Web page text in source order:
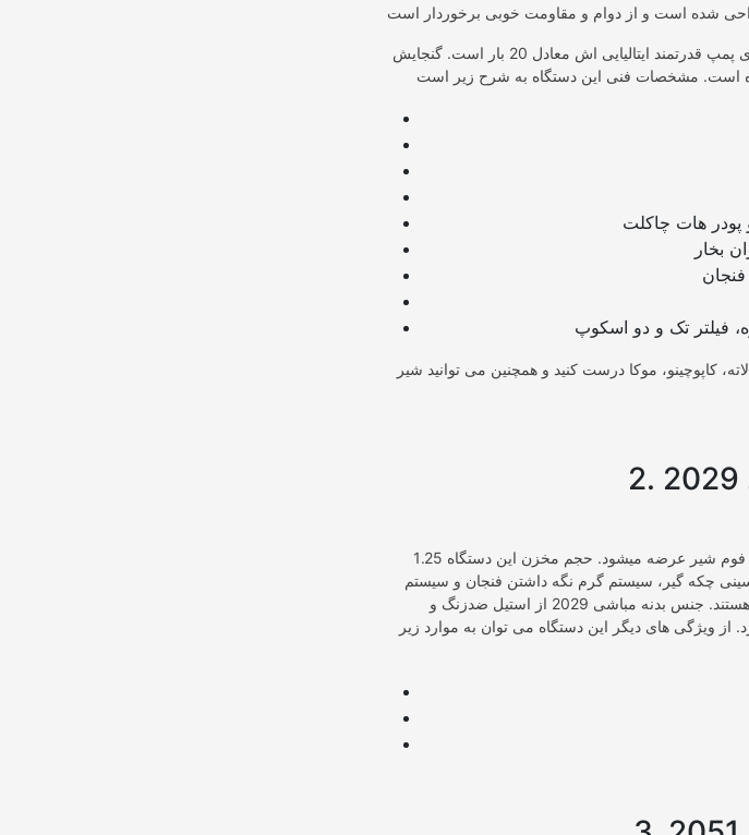
توان این دستگاه 1350 وات و فشار بخار آن با بکارگیری پمپ قدرتمند ایتالیایی اش معادل 20 بار است. گنجایش
پودر هات چاکلت
بخار
فیلتر تک و دو اسکوپ
کاپوچینو، موکا درست کنید و همچنین می توانید شیر
این دستگاه با قابلیت درست کردن کاپوچینو و همینطور فوم شیر عرضه میشود. حجم مخزن این دستگاه 1.25
چکه گیر، سیستم گرم نگه داشتن فنجان و سیستم
خاموشی اتوماتیک هم از دیگر قابلیت های این دستگاه هستند. جنس بدنه مباشی 2029 از استیل ضدزنگ و
ویژگی های دیگر این دستگاه می توان به موارد زیر